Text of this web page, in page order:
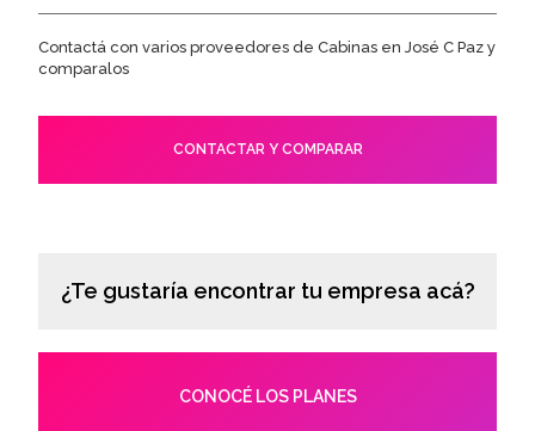
Contactá con varios proveedores de Cabinas en José C Paz y
comparalos
CONTACTAR Y COMPARAR
¿Te gustaría encontrar tu empresa acá?
CONOCÉ LOS PLANES